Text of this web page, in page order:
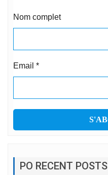
Nom complet
Email *
PO RECENT POSTS